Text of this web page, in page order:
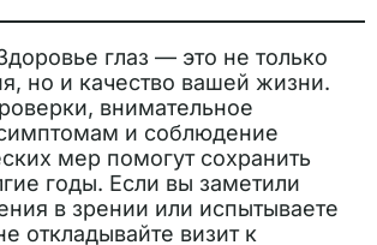
глаз — это не только
но и качество вашей жизни.
внимательное
и соблюдение
мер помогут сохранить
годы. Если вы заметили
в зрении или испытываете
откладывайте визит к